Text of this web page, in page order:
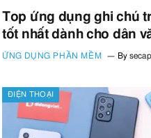
Top ứng dụng ghi chú
tốt nhất dành cho dân
ỨNG DỤNG PHẦN MỀM By
ĐIỆN THOẠI